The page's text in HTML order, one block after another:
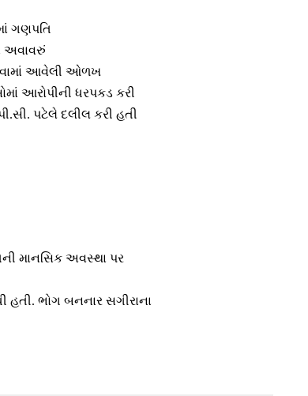
ગણપતિ
અવાવરું
આવેલી ઓળખ
આરોપીની ધરપકડ કરી
પટેલે દલીલ કરી હતી
માનસિક અવસ્થા પર
હતી. ભોગ બનનાર સગીરાના